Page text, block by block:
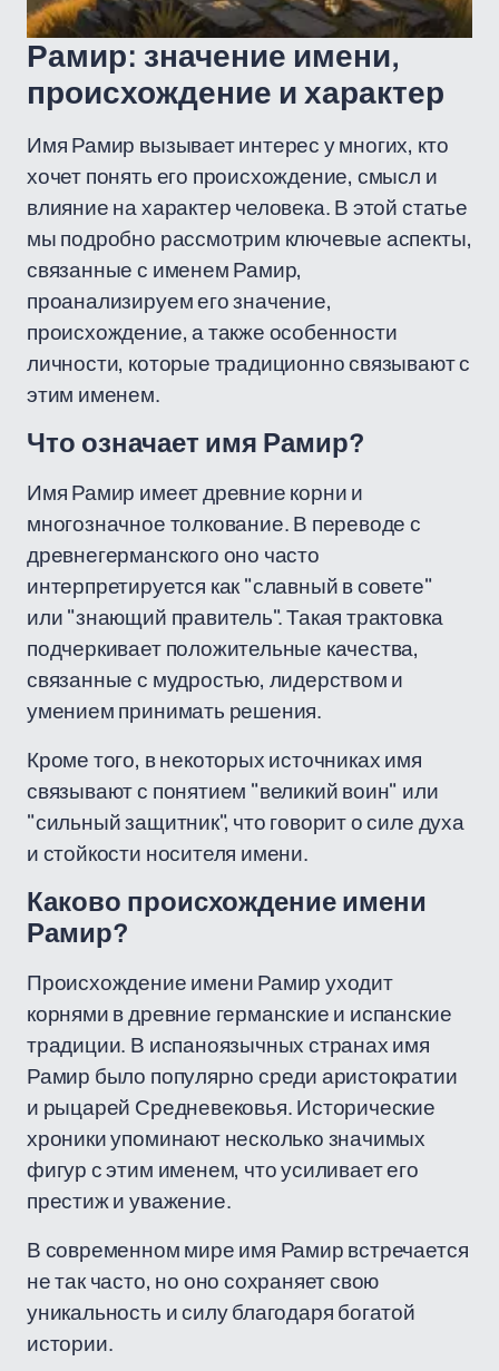
Рамир: значение имени,
происхождение и характер
Имя Рамир вызывает интерес у многих, кто
хочет понять его происхождение, смысл и
влияние на характер человека. В этой статье
мы подробно рассмотрим ключевые аспекты,
связанные с именем Рамир,
проанализируем его значение,
происхождение, а также особенности
личности, которые традиционно связывают с
этим именем.
Что означает имя Рамир?
Имя Рамир имеет древние корни и
многозначное толкование. В переводе с
древнегерманского оно часто
интерпретируется как "славный в совете"
или "знающий правитель". Такая трактовка
подчеркивает положительные качества,
связанные с мудростью, лидерством и
умением принимать решения.
Кроме того, в некоторых источниках имя
связывают с понятием "великий воин" или
"сильный защитник", что говорит о силе духа
и стойкости носителя имени.
Каково происхождение имени
Рамир?
Происхождение имени Рамир уходит
корнями в древние германские и испанские
традиции. В испаноязычных странах имя
Рамир было популярно среди аристократии
и рыцарей Средневековья. Исторические
хроники упоминают несколько значимых
фигур с этим именем, что усиливает его
престиж и уважение.
В современном мире имя Рамир встречается
не так часто, но оно сохраняет свою
уникальность и силу благодаря богатой
истории.